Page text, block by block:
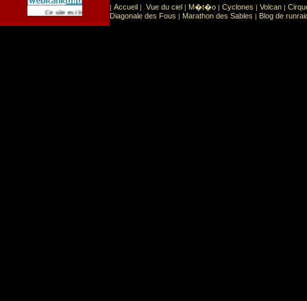
Ce site est list� dans la cat�gorie Sport Sports extr�mes
| Accueil | Vue du ciel | M�t�o | Cyclones | Volcan |
Diagonale des Fous | Marathon des Sables | Blog de